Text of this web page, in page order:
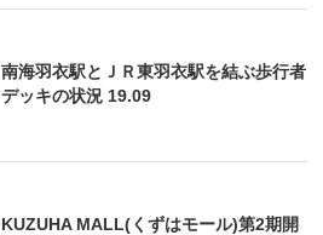
南海羽衣駅とＪＲ東羽衣駅を結ぶ歩行者
デッキの状況 19.09
KUZUHA MALL(くずはモール)第2期開